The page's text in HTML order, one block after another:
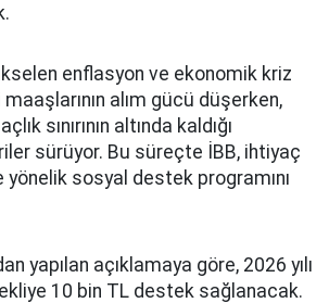
enflasyon ve ekonomik kriz
alım gücü düşerken,
sınırının altında kaldığı
sürüyor. Bu süreçte İBB, ihtiyaç
sosyal destek programını
yapılan açıklamaya göre, 2026 yılı
10 bin TL destek sağlanacak.